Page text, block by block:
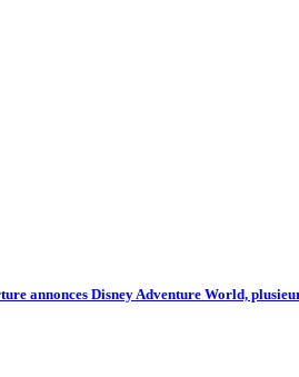
annonces Disney Adventure World,